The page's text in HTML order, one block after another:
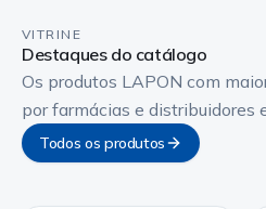
VITRINE
Destaques do catálogo
Os produtos LAPON com
por farmácias e distribuidores
Todos os produtos